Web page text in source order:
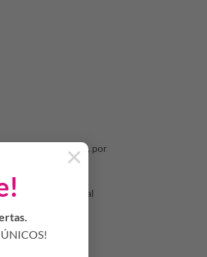
×
y sulfato de cobre, por
El complejo natural